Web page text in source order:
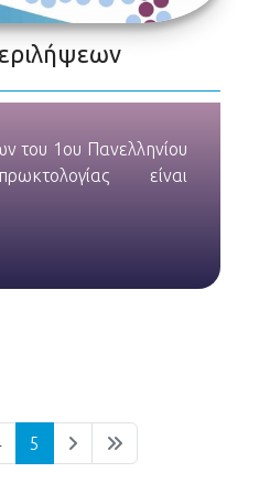
του 1ου Πανελληνίου
είναι
5